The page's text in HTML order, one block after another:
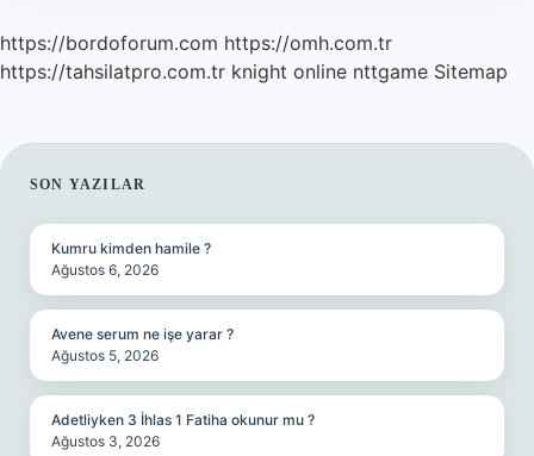
https://bordoforum.com https://omh.com.tr
https://tahsilatpro.com.tr knight online nttgame Sitemap
SIDEBAR
SON YAZILAR
Kumru kimden hamile ?
Ağustos 6, 2026
Avene serum ne işe yarar ?
Ağustos 5, 2026
Adetliyken 3 İhlas 1 Fatiha okunur mu ?
Ağustos 3, 2026